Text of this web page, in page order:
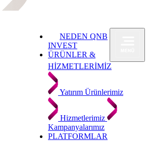
NEDEN QNB
INVEST
ÜRÜNLER &
HİZMETLERİMİZ
Yatırım Ürünlerimiz
Hizmetlerimiz
Kampanyalarımız
PLATFORMLAR